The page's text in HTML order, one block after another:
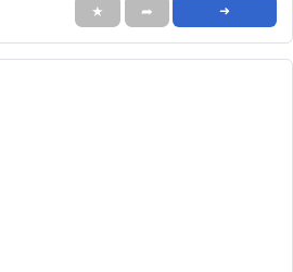
★ ➦ ➜